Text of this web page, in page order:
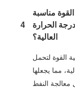
4
مناسبة
الحرارة
العالية؟
القوة لتحمل
مما يجعلها
معالجة النفط